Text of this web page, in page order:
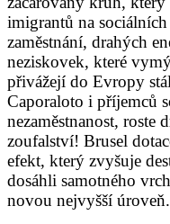
imigrantů na
zaměstnání, drahých
neziskovek, které
přivážejí do Evropy
Caporaloto i příjemců
nezaměstnanost, roste
zoufalství! Brusel
efekt, který zvyšuje
dosáhli samotného
novou nejvyšší úroveň.